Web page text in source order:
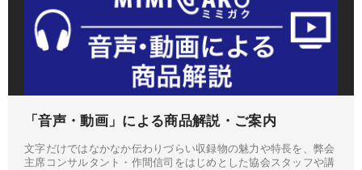
「音声・動画」による商品解説・ご案内
文字だけではなかなか伝わりづらい収録物の魅力や特長を、弊会
主席コンサルタント・作間信司をはじめとした協会スタッフや講